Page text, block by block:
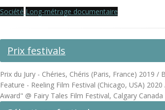
Société Long-métrage documentaire
Prix festivals
Prix du Jury - Chéries, Chéris (Paris, France) 2019
Feature - Reeling Film Festival (Chicago, USA)
Award" @ Fairy Tales Film Festival, Calgary